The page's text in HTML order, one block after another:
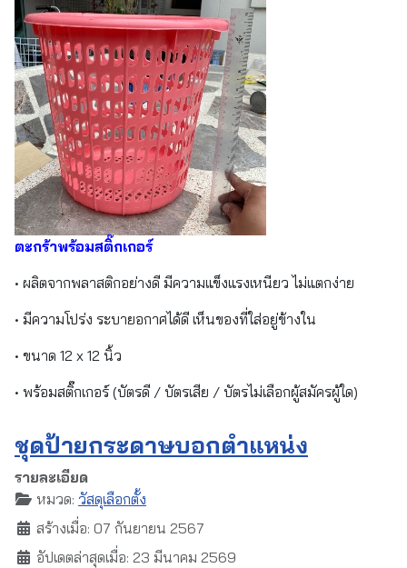
ตะกร้าพร้อมสติ๊กเกอร์
• ผลิตจากพลาสติกอย่างดี มีความแข็งแรงเหนียว ไม่แตกง่าย
• มีความโปร่ง ระบายอกาศได้ดี เห็นของที่ใส่อยู่ข้างใน
• ขนาด 12 x 12 นิ้ว
• พร้อมสติ๊กเกอร์ (บัตรดี / บัตรเสีย / บัตรไม่เลือกผู้สมัครผู้ใด)
ชุดป้ายกระดาษบอกตำแหน่ง
รายละเอียด
หมวด: วัสดุเลือกตั้ง
สร้างเมื่อ: 07 กันยายน 2567
อัปเดตล่าสุดเมื่อ: 23 มีนาคม 2569